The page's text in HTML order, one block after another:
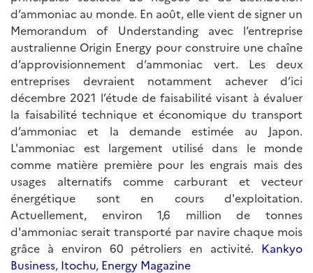
d’ammoniac au monde. En août, elle vient de signer un
Memorandum of Understanding avec l’entreprise
australienne Origin Energy pour construire une chaîne
d’approvisionnement d’ammoniac vert. Les deux
entreprises devraient notamment achever d’ici
décembre 2021 l’étude de faisabilité visant à évaluer
la faisabilité technique et économique du transport
d’ammoniac et la demande estimée au Japon.
L'ammoniac est largement utilisé dans le monde
comme matière première pour les engrais mais des
usages alternatifs comme carburant et vecteur
énergétique sont en cours d'exploitation.
Actuellement, environ 1,6 million de tonnes
d'ammoniac serait transporté par navire chaque mois
grâce à environ 60 pétroliers en activité. Kankyo
Business, Itochu, Energy Magazine